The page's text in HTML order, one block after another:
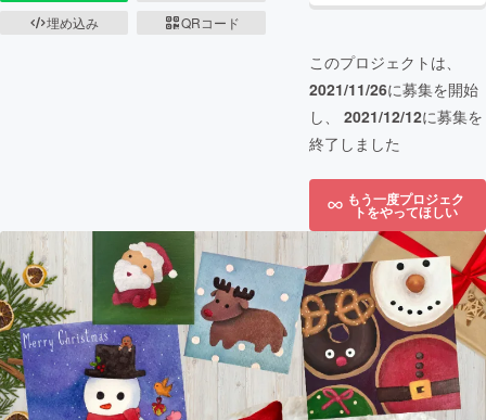
埋め込み
QRコード
このプロジェクトは、
2021/11/26に募集を開始
し、 2021/12/12に募集を
終了しました
もう一度プロジェク
トをやってほしい